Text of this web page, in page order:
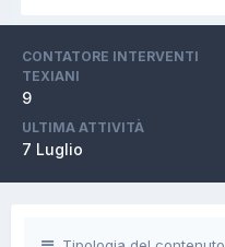
CONTATORE INTERVENTI
TEXIANI
9
ULTIMA ATTIVITÀ
7 Luglio